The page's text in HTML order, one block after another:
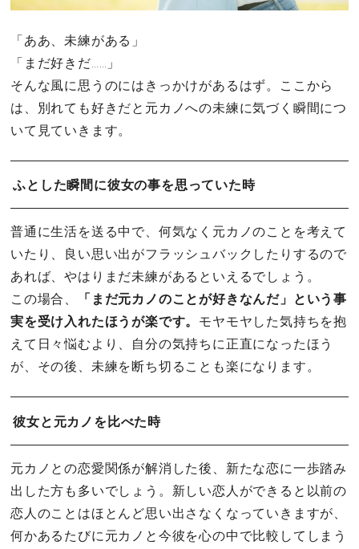
「ああ、未練がある」
「まだ好きだ……」
そんな風に思うのにはきっかけがあるはず。ここから
は、別れても好きだと元カノへの未練に気づく瞬間につ
いて見ていきます。
ふとした瞬間に彼女の事を思っていた時
普通に生活を送る中で、何気なく元カノのことを考えて
いたり、良い思い出がフラッシュバックしたりするので
あれば、やはりまだ未練があるといえるでしょう。
この場合、
「まだ元カノのことが好きなんだ」という事
実を受け入れたほうが楽です。 モヤモヤした気持ちを抱
えて日々悩むより、自分の気持ちに正直になったほう
が、その後、未練を断ち切ることも楽になります。
彼女と元カノを比べた時
元カノとの恋愛関係が解消した後、新たな恋に一歩踏み
出した方も多いでしょう。新しい恋人ができると以前の
恋人のことはほとんど思い出さなくなっていきますが、
何かあるたびに元カノと今彼を心の中で比較してしまう